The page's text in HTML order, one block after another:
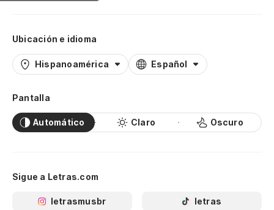
Ubicación e idioma
Hispanoamérica Español
Pantalla
Automático Claro Oscuro
Sigue a Letras.com
letrasmusbr letras